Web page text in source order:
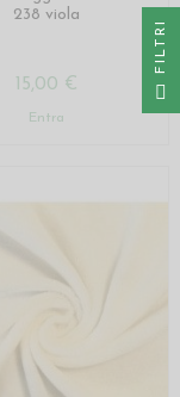
238 viola
15,00 €
Entra
I